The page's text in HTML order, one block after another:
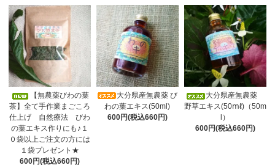
【無農薬びわの葉
茶】全て手作業まごころ
仕上げ 自然療法 びわ
の葉エキス作りにも♪１
０袋以上ご注文の方には
１袋プレゼント★
600円(税込660円)
大分県産無農薬 び
わの葉エキス(50ml)
600円(税込660円)
大分県産無農薬
野草エキス(50ⅿℓ)（50m
l）
600円(税込660円)